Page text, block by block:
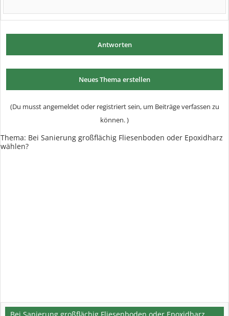
Antworten
Neues Thema erstellen
(Du musst angemeldet oder registriert sein, um Beiträge verfassen zu
können. )
Thema: Bei Sanierung großflächig Fliesenboden oder Epoxidharz
wählen?